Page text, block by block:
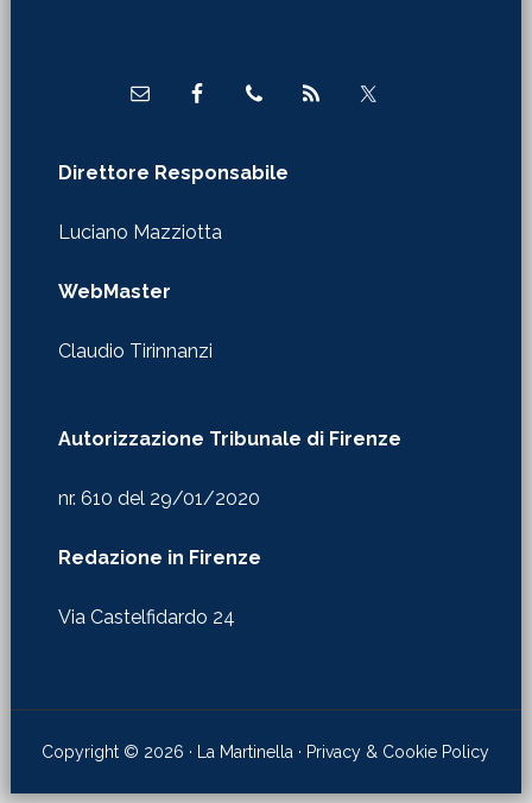
Direttore Responsabile
Luciano Mazziotta
WebMaster
Claudio Tirinnanzi
Autorizzazione Tribunale di Firenze
nr. 610 del 29/01/2020
Redazione in Firenze
Via Castelfidardo 24
Copyright © 2026 · La Martinella · Privacy & Cookie Policy